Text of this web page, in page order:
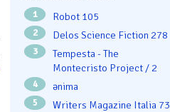
1 Robot 105
2 Delos Science Fiction 278
3
Tempesta - The
Montecristo Project / 2
4 ənima
5 Writers Magazine Italia 73